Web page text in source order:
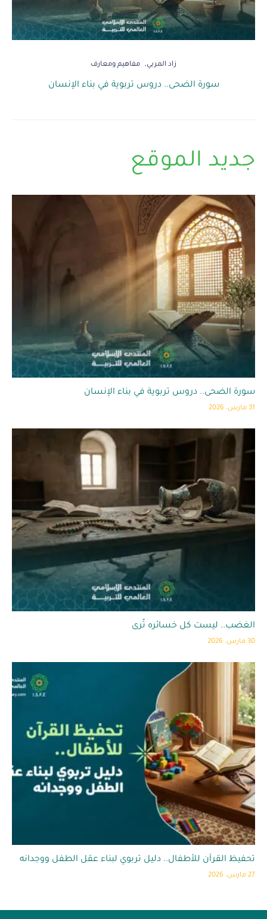
زاد المربي مفاهيم ومعارف
سورة الضحى.. دروس تربوية في بناء الإنسان
جديد الموقع
سورة الضحى.. دروس تربوية في بناء الإنسان
31 مارس، 2026
الغضب.. ليست كل خسائره تُرى
30 مارس، 2026
تحفيظ القرآن للأطفال.. دليل تربوي لبناء عقل الطفل ووجدانه
27 مارس، 2026